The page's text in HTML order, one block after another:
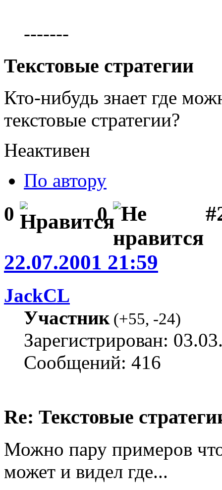
-------
Текстовые стратегии
Кто-нибудь знает где
текстовые стратегии?
Неактивен
По автору
0 0
22.07.2001 21:59
JackCL
Участник(+55, -24)
Зарегистрирован:
Сообщений: 416
Re: Текстовые
Можно пару примеров
может и видел где...